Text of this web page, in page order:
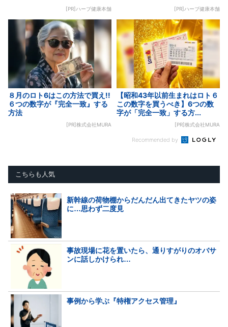
[PR]ハーブ健康本舗 [PR]ハーブ健康本舗
８月のロト6はこの方法で買え!!
６つの数字が『完全一致』する
方法
[PR]株式会社MURA
【昭和43年以前生まれはロト６
この数字を買うべき】6つの数
字が「完全一致」する方...
[PR]株式会社MURA
Recommended by
こちらも人気
新幹線の荷物棚からだんだん出てきたヤツの姿
に…思わず二度見
事故現場に花を置いたら、通りすがりのオバサ
ンに話しかけられ…
事例から学ぶ『特権アクセス管理』